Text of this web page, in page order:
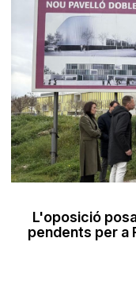
L'oposició
pendents per a